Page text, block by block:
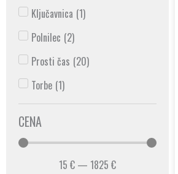
Ključavnica (1)
Polnilec (2)
Prosti čas (20)
Torbe (1)
CENA
15 €— 1825 €